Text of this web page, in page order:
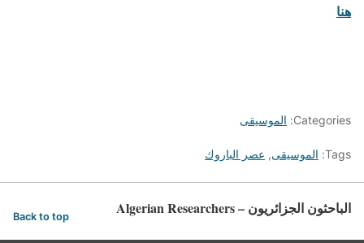
هنا
Categories: الموسيقى
Tags: الموسيقى, عصر الباروك
الباحثون الجزائريون – Algerian Researchers Back to top